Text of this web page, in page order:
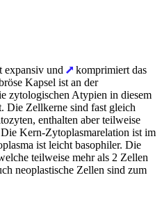
expansiv und
komprimiert das
Kapsel ist an der
zytologischen Atypien in diesem
Die Zellkerne sind fast gleich
enthalten aber teilweise
Kern-Zytoplasmarelation ist im
ist leicht basophiler. Die
teilweise mehr als 2 Zellen
neoplastische Zellen sind zum